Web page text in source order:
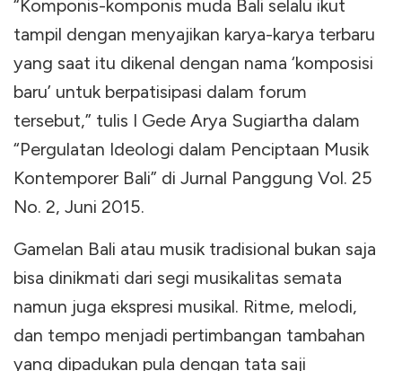
“Komponis-komponis muda Bali selalu ikut
tampil dengan menyajikan karya-karya terbaru
yang saat itu dikenal dengan nama ‘komposisi
baru’ untuk berpatisipasi dalam forum
tersebut,” tulis I Gede Arya Sugiartha dalam
“Pergulatan Ideologi dalam Penciptaan Musik
Kontemporer Bali” di Jurnal Panggung Vol. 25
No. 2, Juni 2015.
Gamelan Bali atau musik tradisional bukan saja
bisa dinikmati dari segi musikalitas semata
namun juga ekspresi musikal. Ritme, melodi,
dan tempo menjadi pertimbangan tambahan
yang dipadukan pula dengan tata saji